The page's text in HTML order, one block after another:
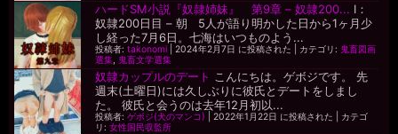
ハードSM小説『奴隷姉妹』 第9章 – 奴隷200... I：
奴隷200日目 – 朝 5人が語り明かした日から1ヶ月少
し経った7月6日。七海はいつものよう...
投稿者:takonomi |2024年2月7日 に投稿された カテゴリ: 鬼畜図画
選集, 鬼畜文学選集
奴隷カップルのデート
こんにちは。ゲボジです。 先
週末(土曜日)には久しぶりに彼氏とデートをしまし
た。 彼氏と会うのは去年12月初以...
投稿者:ゲボジ(犬のマンコ) |2022年1月22日 に投稿された
カテゴ
リ:女性国民収監所